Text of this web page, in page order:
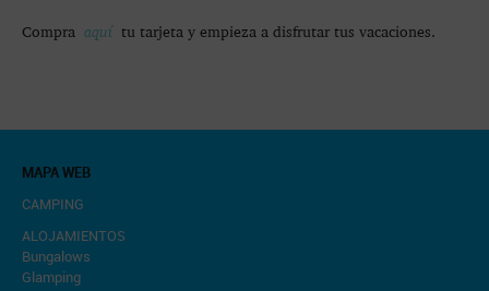
Compra aquí tu tarjeta y empieza a disfrutar tus vacaciones.
MAPA WEB
CAMPING
ALOJAMIENTOS
Bungalows
Glamping